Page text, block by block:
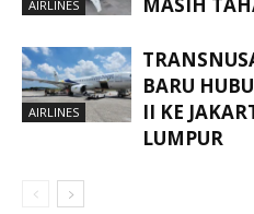
AIRLINES
MASIH
AIRLINES
BARU
II KE
LUMPUR